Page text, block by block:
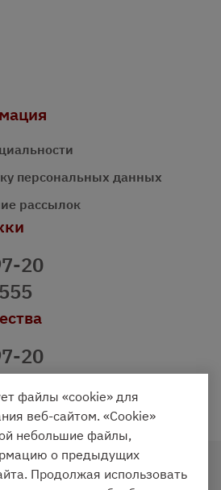
персональных данных
рассылок
20
20
Стол.
- Vegas Studio
файлы «cookie» для
веб-сайтом. «Cookie»
небольшие файлы,
о предыдущих
Продолжая использовать